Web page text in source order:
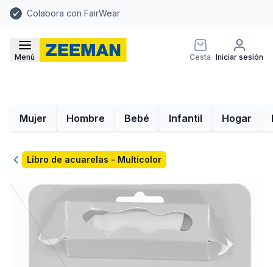
Colabora con FairWear
Menú Cesta Iniciar sesión
Mujer Hombre Bebé Infantil Hogar
VolverLibro de acuarelas - Multicolor